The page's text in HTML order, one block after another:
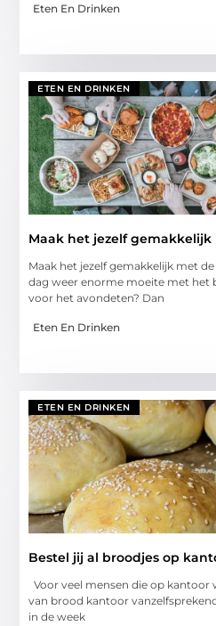
Eten En Drinken
ETEN EN DRINKEN
Maak het jezelf
Maak het jezelf gemakkelijk met
dag weer enorme moeite met het
voor het avondeten? Dan
Eten En Drinken
ETEN EN DRINKEN
Bestel jij al broodjes op
Voor veel mensen die op kantoor
van brood kantoor
in de week